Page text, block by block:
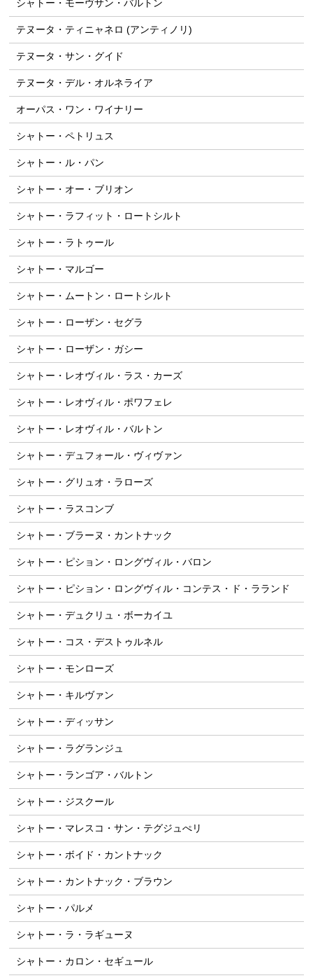
シャトー・モーヴサン・バルトン
テヌータ・ティニャネロ (アンティノリ)
テヌータ・サン・グイド
テヌータ・デル・オルネライア
オーパス・ワン・ワイナリー
シャトー・ペトリュス
シャトー・ル・パン
シャトー・オー・ブリオン
シャトー・ラフィット・ロートシルト
シャトー・ラトゥール
シャトー・マルゴー
シャトー・ムートン・ロートシルト
シャトー・ローザン・セグラ
シャトー・ローザン・ガシー
シャトー・レオヴィル・ラス・カーズ
シャトー・レオヴィル・ポワフェレ
シャトー・レオヴィル・バルトン
シャトー・デュフォール・ヴィヴァン
シャトー・グリュオ・ラローズ
シャトー・ラスコンブ
シャトー・ブラーヌ・カントナック
シャトー・ピション・ロングヴィル・バロン
シャトー・ピション・ロングヴィル・コンテス・ド・ラランド
シャトー・デュクリュ・ボーカイユ
シャトー・コス・デストゥルネル
シャトー・モンローズ
シャトー・キルヴァン
シャトー・ディッサン
シャトー・ラグランジュ
シャトー・ランゴア・バルトン
シャトー・ジスクール
シャトー・マレスコ・サン・テグジュぺリ
シャトー・ボイド・カントナック
シャトー・カントナック・ブラウン
シャトー・パルメ
シャトー・ラ・ラギューヌ
シャトー・カロン・セギュール